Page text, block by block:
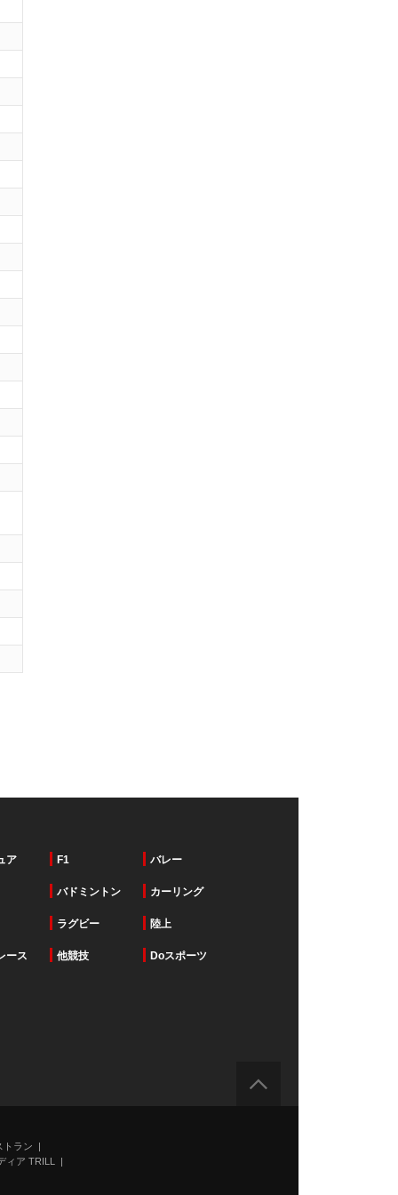
ア F1 バレー
バドミントン カーリング
ラグビー 陸上
ース 他競技 Doスポーツ
ラン
ィア TRILL